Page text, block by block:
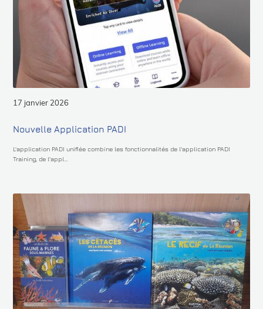
17 janvier 2026
Nouvelle Application PADI
L'application PADI unifiée combine les fonctionnalités de l'application PADI
Training, de l'appl...